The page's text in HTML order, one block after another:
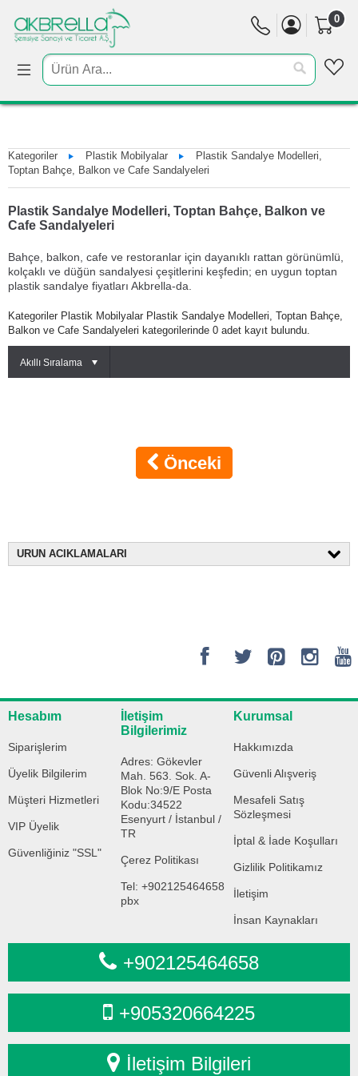
0
Kategoriler Plastik Mobilyalar
Plastik Sandalye Modelleri,
Toptan Bahçe, Balkon ve Cafe Sandalyeleri
Plastik Sandalye Modelleri, Toptan Bahçe, Balkon ve
Cafe Sandalyeleri
Bahçe, balkon, cafe ve restoranlar için dayanıklı rattan görünümlü,
kolçaklı ve düğün sandalyesi çeşitlerini keşfedin; en uygun toptan
plastik sandalye fiyatları Akbrella-da.
Kategoriler Plastik Mobilyalar Plastik Sandalye Modelleri, Toptan Bahçe,
Balkon ve Cafe Sandalyeleri kategorilerinde 0 adet kayıt bulundu.
Akıllı Sıralama
Önceki
URUN ACIKLAMALARI
Hesabım
Siparişlerim
Üyelik Bilgilerim
Müşteri Hizmetleri
VIP Üyelik
Güvenliğiniz "SSL"
İletişim
Bilgilerimiz
Adres: Gökevler
Mah. 563. Sok. A-
Blok No:9/E Posta
Kodu:34522
Esenyurt / İstanbul /
TR
Çerez Politikası
Tel: +902125464658
pbx
Kurumsal
Hakkımızda
Güvenli Alışveriş
Mesafeli Satış
Sözleşmesi
İptal & İade Koşulları
Gizlilik Politikamız
İletişim
İnsan Kaynakları
+902125464658
+905320664225
İletişim Bilgileri